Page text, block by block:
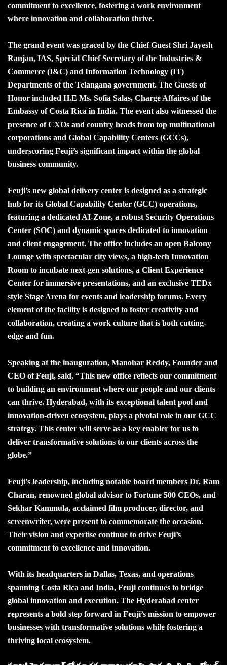
commitment to excellence, fostering a work environment
where innovation and collaboration thrive.
The grand event was graced by the Chief Guest Shri Jayesh
Ranjan, IAS, Special Chief Secretary of the Industries &
Commerce (I&C) and Information Technology (IT)
Departments of the Telangana government. The Guests of
Honor included H.E Ms. Sofia Salas, Charge Affaires of the
Embassy of Costa Rica in India. The event also witnessed the
presence of CXOs and country heads from top multinational
corporations and Global Capability Centers (GCCs),
underscoring Feuji’s significant impact within the global
business community.
Feuji’s new global delivery center is designed as a strategic
hub for its Global Capability Center (GCC) operations,
featuring a dedicated AI-Zone, a robust Security Operations
Center (SOC) and dynamic spaces dedicated to innovation
and client engagement. The office includes an open Balcony
Lounge with spectacular city views, a high-tech Innovation
Room to incubate next-gen solutions, a Client Experience
Center for immersive presentations, and an exclusive TEDx
style Stage Arena for events and leadership forums. Every
element of the facility is designed to foster creativity and
collaboration, creating a work culture that is both cutting-
edge and fun.
Speaking at the inauguration, Manohar Reddy, Founder and
CEO of Feuji, said, “This new office reflects our commitment
to building an environment where our people and our clients
can thrive. Hyderabad, with its exceptional talent pool and
innovation-driven ecosystem, plays a pivotal role in our GCC
strategy. This center will serve as a key enabler for us to
deliver transformative solutions to our clients across the
globe.”
Feuji’s leadership, including notable board members Dr. Ram
Charan, renowned global advisor to Fortune 500 CEOs, and
Sekhar Kammula, acclaimed film producer, director, and
screenwriter, were present to commemorate the occasion.
Their vision and expertise continue to drive Feuji’s
commitment to excellence and innovation.
With its headquarters in Dallas, Texas, and operations
spanning Costa Rica and India, Feuji continues to bridge
global innovation and execution. The Hyderabad center
represents a bold step forward in Feuji’s mission to empower
businesses with transformative solutions while fostering a
thriving local ecosystem.